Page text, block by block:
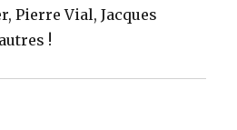
Pierre Vial, Jacques
!